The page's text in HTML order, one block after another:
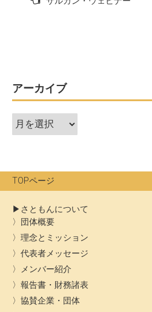
ー
シ
ョ
アーカイブ
ア
ー
ブ
TOPページ
さともんについて
団体概要
理念とミッション
代表者メッセージ
メンバー紹介
報告書・財務諸表
協賛企業・団体